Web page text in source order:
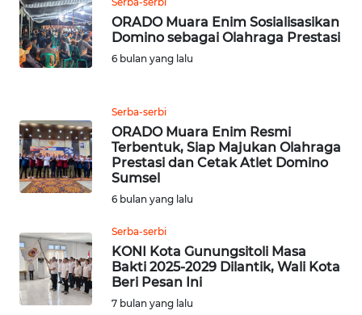
ORADO Muara Enim Sosialisasikan
Domino sebagai Olahraga Prestasi
6 bulan yang lalu
Serba-serbi
ORADO Muara Enim Resmi
Terbentuk, Siap Majukan Olahraga
Prestasi dan Cetak Atlet Domino
Sumsel
6 bulan yang lalu
Serba-serbi
KONI Kota Gunungsitoli Masa
Bakti 2025-2029 Dilantik, Wali Kota
Beri Pesan Ini
7 bulan yang lalu
KALTENG
WN
KALTARA
KALSEL
WN
KALTIM
WN
SULSEL
WN
GORONTALO